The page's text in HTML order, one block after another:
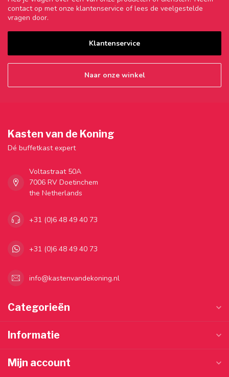
contact op met onze klantenservice of lees de veelgestelde
vragen door.
Klantenservice
Naar onze winkel
Kasten van de Koning
Dé buffetkast expert
Voltastraat 50A
7006 RV Doetinchem
the Netherlands
+31 (0)6 48 49 40 73
+31 (0)6 48 49 40 73
info@kastenvandekoning.nl
Categorieën
Informatie
Mijn account